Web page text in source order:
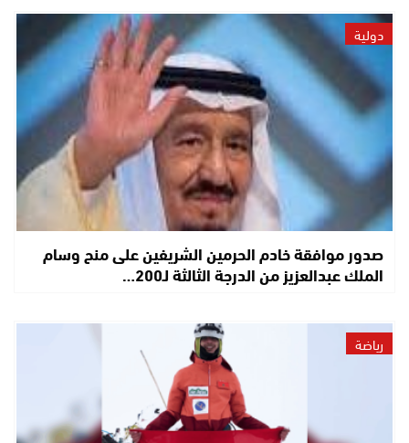
دولية
صدور موافقة خادم الحرمين الشريفين على منح وسام
الملك عبدالعزيز من الدرجة الثالثة لـ200…
رياضة